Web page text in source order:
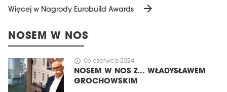
Więcej w Nagrody Eurobuild Awards arrow_forward
NOSEM W NOS
schedule 06 czerwca 2024
NOSEM W NOS Z... WŁADYSŁAWEM
GROCHOWSKIM